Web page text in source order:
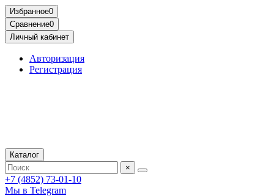
Избранное0
Сравнение0
Личный кабинет
Авторизация
Регистрация
Каталог
×
+7 (4852) 73-01-10
Мы в Telegram